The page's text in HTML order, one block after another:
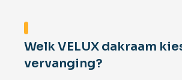
Welk VELUX dakraam
vervanging?